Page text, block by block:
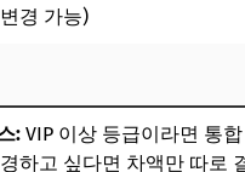
경 가능)
: VIP 이상 등급이라면 통합
하고 싶다면 차액만 따로